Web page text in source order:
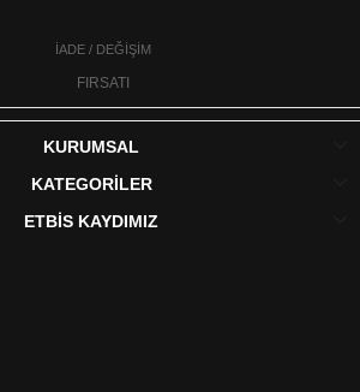
İADE / DEĞİŞİM
FIRSATI
KURUMSAL
KATEGORİLER
ETBİS KAYDIMIZ